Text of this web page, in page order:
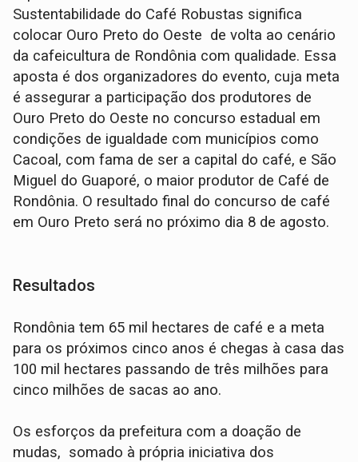
Sustentabilidade do Café Robustas significa
colocar Ouro Preto do Oeste de volta ao cenário
da cafeicultura de Rondônia com qualidade. Essa
aposta é dos organizadores do evento, cuja meta
é assegurar a participação dos produtores de
Ouro Preto do Oeste no concurso estadual em
condições de igualdade com municípios como
Cacoal, com fama de ser a capital do café, e São
Miguel do Guaporé, o maior produtor de Café de
Rondônia. O resultado final do concurso de café
em Ouro Preto será no próximo dia 8 de agosto.
Resultados
Rondônia tem 65 mil hectares de café e a meta
para os próximos cinco anos é chegas à casa das
100 mil hectares passando de três milhões para
cinco milhões de sacas ao ano.
Os esforços da prefeitura com a doação de
mudas, somado à própria iniciativa dos